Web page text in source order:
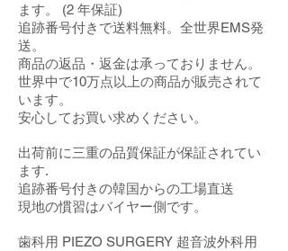
ます。 (2 年保証)
追跡番号付きで送料無料。全世界EMS発
送。
商品の返品・返金は承っておりません。
世界中で10万点以上の商品が販売されて
います。
安心してお買い求めください。
出荷前に三重の品質保証が保証されてい
ます.
追跡番号付きの韓国からの工場直送
現地の慣習はバイヤー側です。
歯科用 PIEZO SURGERY 超音波外科用